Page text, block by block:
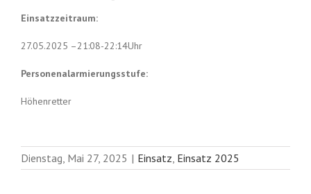
Einsatzzeitraum:
27.05.2025 –21:08-22:14Uhr
Personenalarmierungsstufe:
Höhenretter
Dienstag, Mai 27, 2025 | Einsatz, Einsatz 2025